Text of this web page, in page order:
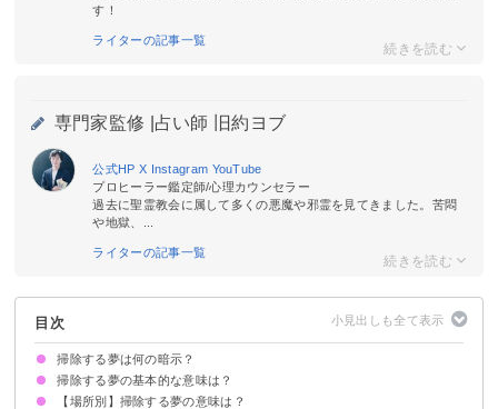
す！
ライターの記事一覧
専門家監修 | 占い師 旧約ヨブ
公式HP X Instagram YouTube
プロヒーラー鑑定師/心理カウンセラー
過去に聖霊教会に属して多くの悪魔や邪霊を見てきました。苦悶
や地獄、...
ライターの記事一覧
目次
掃除する夢は何の暗示？
掃除する夢の基本的な意味は？
心身の浄化を暗示
状況によって意味が決まる
【場所別】掃除する夢の意味は？